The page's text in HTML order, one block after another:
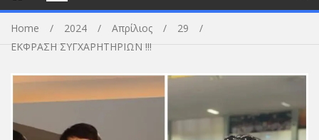
Home 2024 Απρίλιος
29
ΕΚΦΡΑΣΗ ΣΥΓΧΑΡΗΤΗΡΙΩΝ !!!